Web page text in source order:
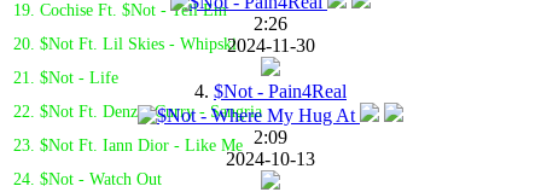
19. Cochise Ft. $Not - Tell Em
20. $Not Ft. Lil Skies - Whipski
21. $Not - Life
22. $Not Ft. Denzel Curry - Sangria
23. $Not Ft. Iann Dior - Like Me
24. $Not - Watch Out
2:26
2024-11-30
4. $Not - Pain4Real
2:09
2024-10-13